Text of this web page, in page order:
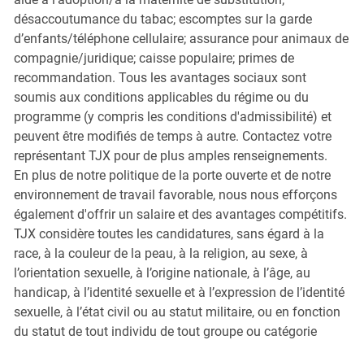
désaccoutumance du tabac; escomptes sur la garde
d’enfants/téléphone cellulaire; assurance pour animaux de
compagnie/juridique; caisse populaire; primes de
recommandation. Tous les avantages sociaux sont
soumis aux conditions applicables du régime ou du
programme (y compris les conditions d'admissibilité) et
peuvent être modifiés de temps à autre. Contactez votre
représentant TJX pour de plus amples renseignements.
En plus de notre politique de la porte ouverte et de notre
environnement de travail favorable, nous nous efforçons
également d'offrir un salaire et des avantages compétitifs.
TJX considère toutes les candidatures, sans égard à la
race, à la couleur de la peau, à la religion, au sexe, à
l’orientation sexuelle, à l’origine nationale, à l’âge, au
handicap, à l’identité sexuelle et à l’expression de l’identité
sexuelle, à l’état civil ou au statut militaire, ou en fonction
du statut de tout individu de tout groupe ou catégorie